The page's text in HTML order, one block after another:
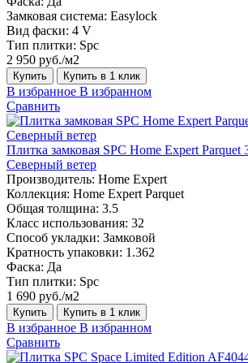
Замковая система: Easylock
Вид фаски: 4 V
Тип плитки: Spc
2 950 руб./м2
Купить Купить в 1 клик
В избранное В избранном
Сравнить
Плитка замковая SPC Home Expert Parquet
Северный ветер
Производитель: Home Expert
Коллекция: Home Expert Parquet
Общая толщина: 3.5
Класс использования: 32
Способ укладки: Замковой
Кратность упаковки: 1.362
Фаска: Да
Тип плитки: Spc
1 690 руб./м2
Купить Купить в 1 клик
В избранное В избранном
Сравнить